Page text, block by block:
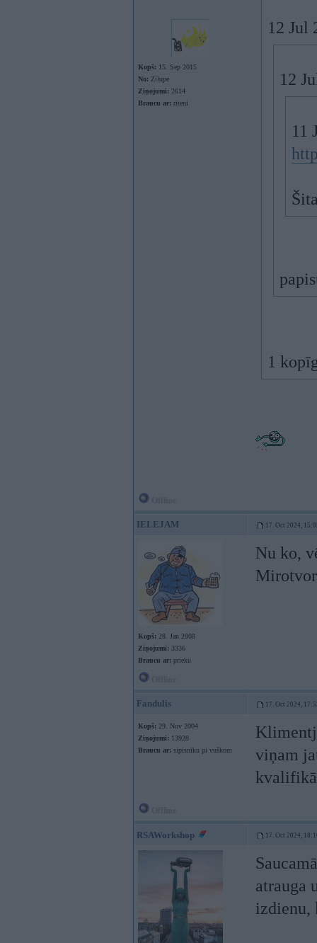
Kopš: 15. Sep 2015
No: Zilupe
Ziņojumi: 2614
Braucu ar: riteni
12 Jul
12
11
1
IELEJAM 17. Oct 2024,
Kopš: 28. Jan 2008
Ziņojumi: 3336
Braucu ar: prieku
Nu ko,
Fandulis 17. Oct 2024,
Kopš: 29. Nov 2004
Ziņojumi: 13928
Braucu ar: sipisnīku pi vuškom
viņam
RSAWorkshop 17. Oct 2024,
atrauga
izdienu,